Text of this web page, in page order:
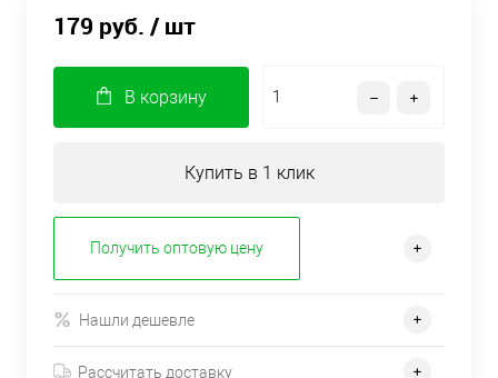
179 руб. / шт
В корзину
Купить в 1 клик
Получить оптовую цену
Нашли дешевле
Рассчитать доставку